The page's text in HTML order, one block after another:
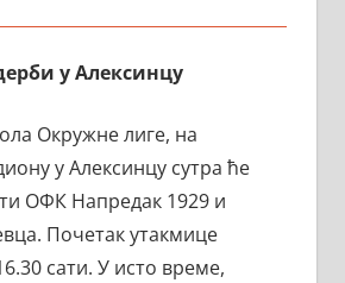
у Алексинцу
Окружне лиге, на
у Алексинцу сутра ће
ОФК Напредак 1929 и
Почетак утакмице
сати. У исто време,